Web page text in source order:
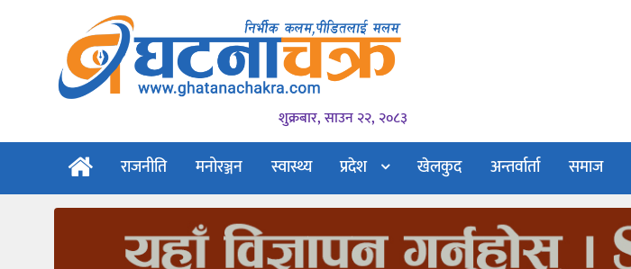
शुक्रबार, साउन २२, २०८३
राजनीति मनोरञ्जन स्वास्थ्य प्रदेश खेलकुद अन्तर्वार्ता समाज